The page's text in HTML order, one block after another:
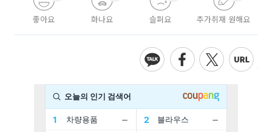
좋아요 화나요 슬퍼요 추가취재 원해요